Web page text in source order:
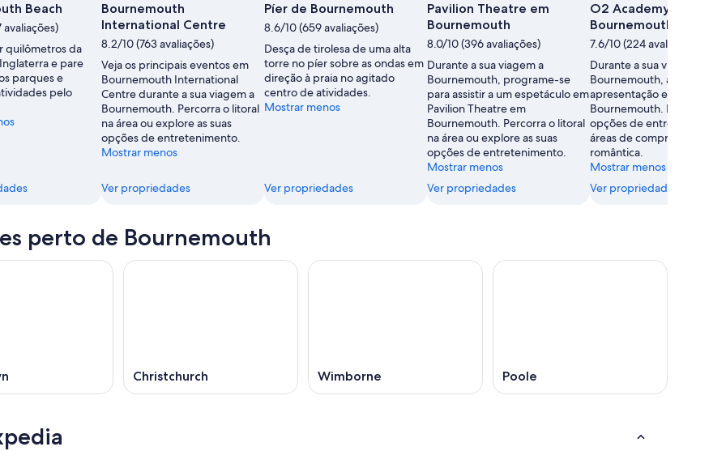
Beach
avaliações)
quilômetros da
e pare
parques e
pelo
Bournemouth
International Centre
8.2/10 (763 avaliações)
Veja os principais eventos em
Bournemouth International
Centre durante a sua viagem a
Bournemouth. Percorra o litoral
na área ou explore as suas
opções de entretenimento.
Mostrar menos
Ver propriedades
Píer de Bournemouth
8.6/10 (659 avaliações)
Desça de tirolesa de uma alta
torre no píer sobre as ondas em
direção à praia no agitado
centro de atividades.
Mostrar menos
Ver propriedades
Pavilion Theatre em
Bournemouth
8.0/10 (396 avaliações)
Durante a sua viagem a
Bournemouth, programe-se
para assistir a um espetáculo em
Pavilion Theatre em
Bournemouth. Percorra o litoral
na área ou explore as suas
opções de entretenimento.
Mostrar menos
Ver propriedades
O2 Academy
Bournemouth
7.6/10 (224 avaliações)
Durante a sua viagem a
Bournemouth, assista a
apresentação em O2
Bournemouth. Descubra
opções de entretenimento
áreas de compras nesta
romântica.
Mostrar menos
Ver propriedades
perto de Bournemouth
Christchurch Wimborne Poole